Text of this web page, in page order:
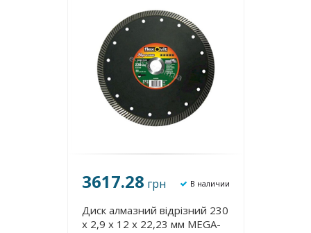
3617.28 грн В наличии
Диск алмазний відрізний 230
х 2,9 х 12 х 22,23 мм MEGA-